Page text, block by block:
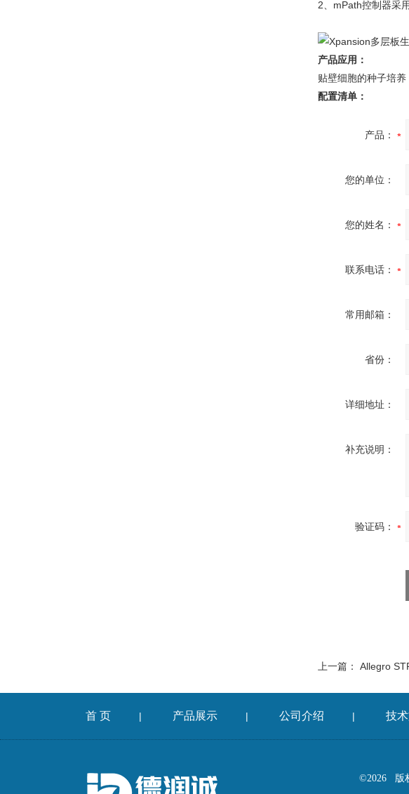
2、mPath控制器采
产品应用：
贴壁细胞的种子培养
配置清单：
产品：
您的单位：
您的姓名：
联系电话：
常用邮箱：
省份：
详细地址：
补充说明：
验证码：
上一篇： Allegro
首 页 | 产品展示 | 公司介绍 | 技
©2026 版